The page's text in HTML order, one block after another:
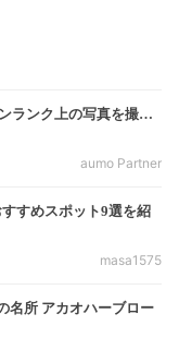
ランク上の写真を撮…
aumo Partner
すめスポット9選を紹
masa1575
名所 アカオハーブロー